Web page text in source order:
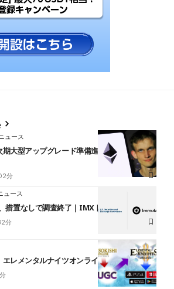
ュース
期大型アップグレード準備進む──開発部門ト
分
ュース
措置なしで調査終了｜IMXトークンは非証券
分
レメンタルナイツオンラインRと連携実施